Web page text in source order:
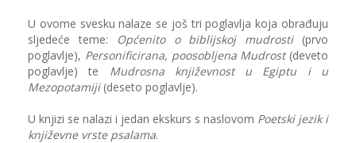
U ovome svesku nalaze se još tri poglavlja koja obrađuju
sljedeće teme:
Općenito o biblijskoj mudrosti(prvo
poglavlje), Personificirana, poosobljena Mudrost(deveto
poglavlje) te Mudrosna književnost u Egiptu i u
Mezopotamiji(deseto poglavlje).
U knjizi se nalazi i jedan ekskurs s naslovom Poetski jezik i
književne vrste psalama.